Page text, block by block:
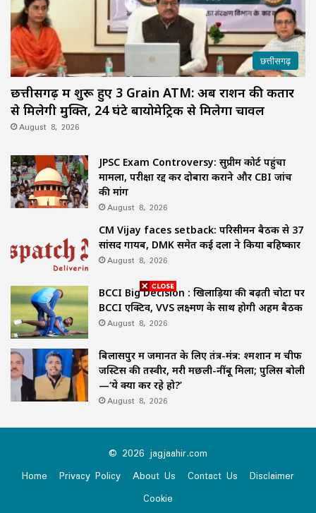
छत्तीसगढ़
छत्तीसगढ़ में शुरू हुए 3 Grain ATM: अब राशन की कतार
से मिलेगी मुक्ति, 24 घंटे बायोमेट्रिक से मिलेगा चावल
August 8, 2026
JPSC Exam Controversy: सुप्रीम कोर्ट पहुंचा
मामला, परीक्षा रद्द कर दोबारा कराने और CBI जांच
की मांग
August 8, 2026
CM Vijay faces setback: परिसीमन बैठक से 37
सांसद गायब, DMK समेत कई दलों ने किया बहिष्कार
August 8, 2026
BCCI Big Decision : खिलाड़ियों की बढ़ती चोटों पर
BCCI एक्टिव, VVS लक्ष्मण के साथ होगी अहम बैठक
August 8, 2026
बिलासपुर में जमानत के लिए तंत्र-मंत्र: श्मशान में चीफ
जस्टिस की तस्वीर, मरी मछली-नींबू मिला; पुलिस बोली
—‘ये क्या कर रहे हो?’
August 8, 2026
© 2026 jagjaahir.com
Home
Privacy Policy About Us Contact Us
Disclaimer
Cookie